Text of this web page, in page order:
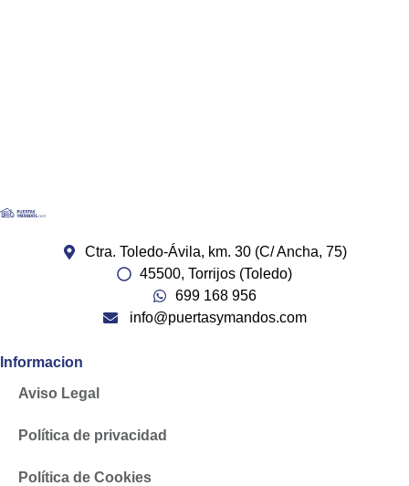
Ctra. Toledo-Ávila, km. 30 (C/ Ancha, 75)
45500, Torrijos (Toledo)
699 168 956
info@puertasymandos.com
Informacion
Aviso Legal
Política de privacidad
Política de Cookies